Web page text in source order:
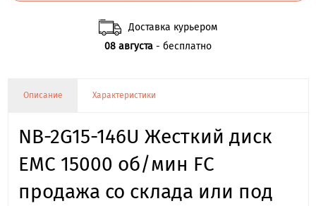
Доставка курьером
08 августа - бесплатно
Описание Характеристики
NB-2G15-146U Жесткий диск
EMC 15000 об/мин FC
продажа со склада или под